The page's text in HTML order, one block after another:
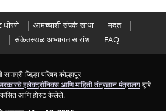
धोरणे आमच्याशी संपर्क साधा
मदत
संकेतस्थळ अभ्यागत सारांश FAQ
सामग्री जिल्हा परिषद कोल्हापूर
इलेक्ट्रॉनिक्स आणि माहिती तंत्रज्ञान मंत्रालयद्वारे
आणि होस्ट केलेले.